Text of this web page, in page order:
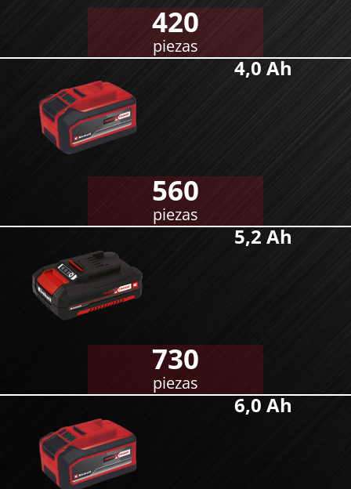
420
piezas
4,0 Ah
560
piezas
5,2 Ah
730
piezas
6,0 Ah